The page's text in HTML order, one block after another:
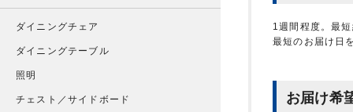
1週間程度。最
最短のお届け日
お届け希
ダイニングチェア
ダイニングテーブル
照明
チェスト／サイドボード